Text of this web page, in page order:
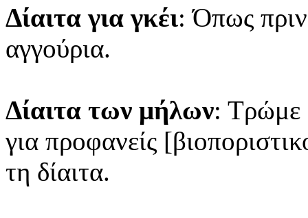
Δίαιτα για γκέι: Όπως
αγγούρια.
Δίαιτα των μήλων: Τρώμε
για προφανείς
τη δίαιτα.